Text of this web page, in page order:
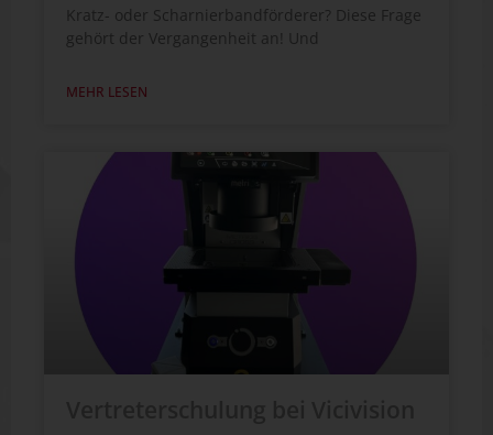
Kratz- oder Scharnierbandförderer? Diese Frage
gehört der Vergangenheit an! Und
MEHR LESEN